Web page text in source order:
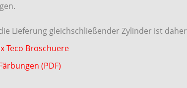
Lieferung gleichschließender Zylinder ist
Teco Broschuere
(PDF)